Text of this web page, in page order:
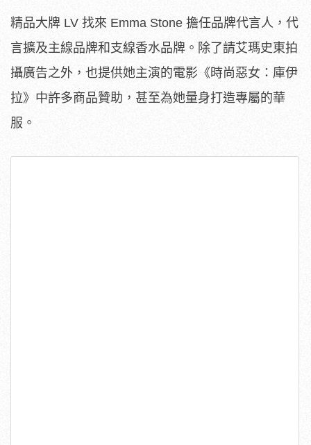
精品大牌 LV 找來 Emma Stone 擔任品牌代言人，代
言擴及主線品牌和支線香水品牌。除了請艾瑪史東拍
攝廣告之外，也提供她主演的電影《時尚惡女：庫伊
拉》中許多商品贊助，甚至為她量身打造專屬的華
服。